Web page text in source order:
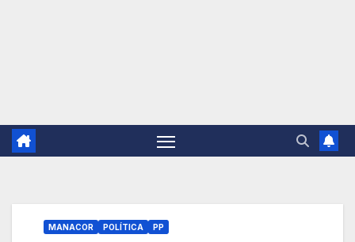
MANACOR POLÍTICA PP